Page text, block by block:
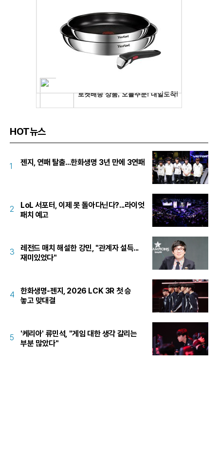
HOT뉴스
1 젠지, 연패 탈출...한화생명 3년 만에 3연패
2
LoL 서포터, 이제 못 돌아다닌다?...라이엇
패치 예고
3
레전드 매치 해설한 강민, "관계자 설득...
재미있었다"
4
한화생명-젠지, 2026 LCK 3R 첫 승
놓고 맞대결
5
'케리아' 류민석, "게임 대한 생각 갈리는
부분 많았다"